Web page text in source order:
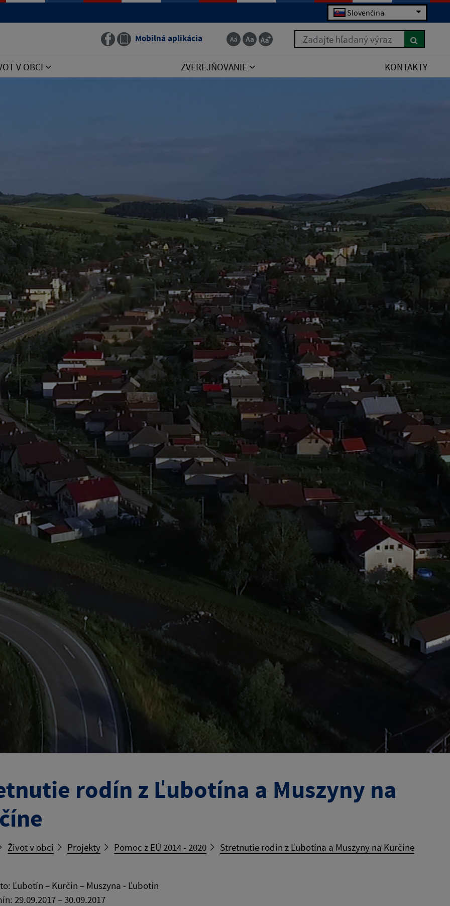
Slovenčina
Mobilná aplikácia Zadajte hľadaný výraz
V OBCI ZVEREJŇOVANIE KONTAKTY
rodín z Ľubotína a Muszyny na
Život v obci Projekty Pomoc z EÚ 2014 - 2020 Stretnutie rodín z Ľubotína a Muszyny na Kurčíne
Ľubotín – Kurčín – Muszyna - Ľubotín
29.09.2017 – 30.09.2017